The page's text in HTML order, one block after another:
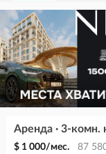
Аренда · 3-комн.
$ 1 000/мес. 87